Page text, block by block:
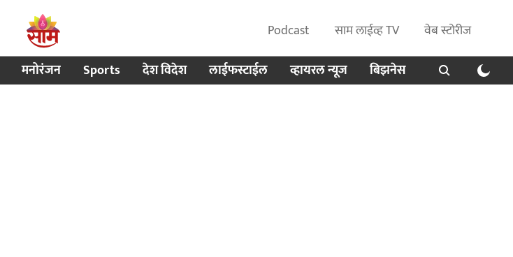
Podcast साम लाईव्ह TV
वेब स्टोरीज
मनोरंजन Sports देश विदेश लाईफस्टाईल व्हायरल न्यूज बिझनेस